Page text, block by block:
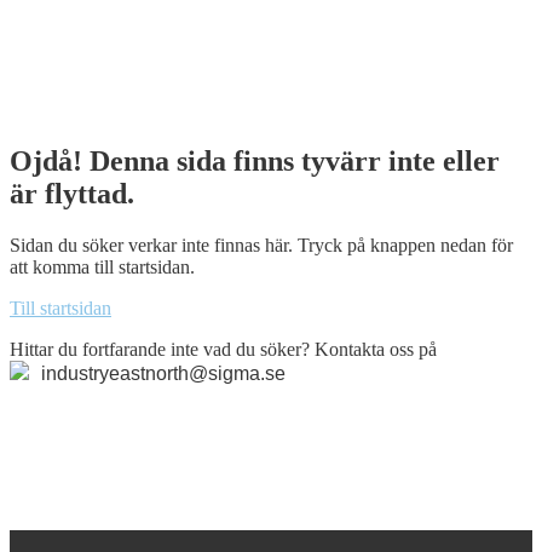
Skip
to
content
Ojdå! Denna sida finns tyvärr inte eller
är flyttad.
Sidan du söker verkar inte finnas här. Tryck på knappen nedan för
att komma till startsidan.
Till startsidan
Hittar du fortfarande inte vad du söker? Kontakta oss på
industryeastnorth@sigma.se